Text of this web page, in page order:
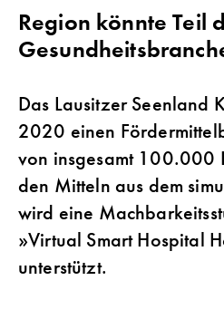
Region könnte Teil
Das Lausitzer Seenland
2020 einen
von insgesamt 100.000
den Mitteln aus dem
wird eine
»Virtual Smart Hospital
unterstützt.